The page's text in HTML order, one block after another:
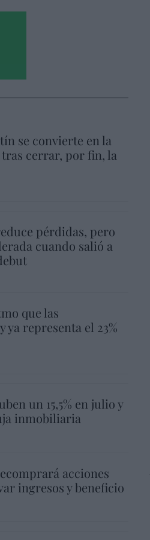
se convierte en la
cerrar, por fin, la
pérdidas, pero
cuando salió a
que las
ya representa el 23%
un 15,5% en julio y
inmobiliaria
acciones
ingresos y beneficio